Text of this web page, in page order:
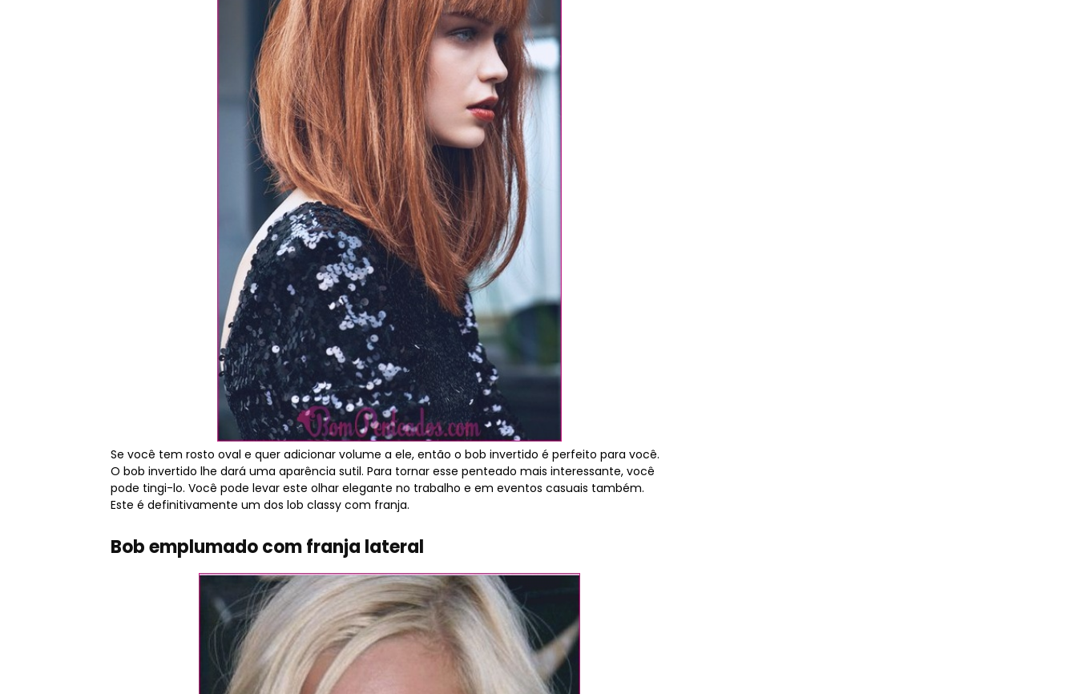
Se você tem rosto oval e quer adicionar volume a ele, então o bob invertido é perfeito para você.
O bob invertido lhe dará uma aparência sutil. Para tornar esse penteado mais interessante, você
pode tingi-lo. Você pode levar este olhar elegante no trabalho e em eventos casuais também.
Este é definitivamente um dos lob classy com franja.
Bob emplumado com franja lateral